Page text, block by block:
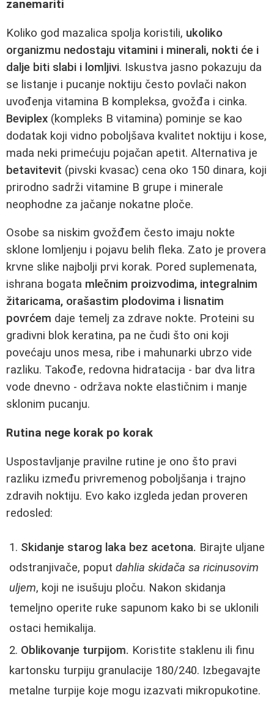
zanemariti
Koliko god mazalica spolja koristili, ukoliko
organizmu nedostaju vitamini i minerali, nokti će i
dalje biti slabi i lomljivi. Iskustva jasno pokazuju da
se listanje i pucanje noktiju često povlači nakon
uvođenja vitamina B kompleksa, gvožđa i cinka.
Beviplex (kompleks B vitamina) pominje se kao
dodatak koji vidno poboljšava kvalitet noktiju i kose,
mada neki primećuju pojačan apetit. Alternativa je
betavitevit (pivski kvasac) cena oko 150 dinara, koji
prirodno sadrži vitamine B grupe i minerale
neophodne za jačanje nokatne ploče.
Osobe sa niskim gvožđem često imaju nokte
sklone lomljenju i pojavu belih fleka. Zato je provera
krvne slike najbolji prvi korak. Pored suplemenata,
ishrana bogata mlečnim proizvodima, integralnim
žitaricama, orašastim plodovima i lisnatim
povrćem daje temelj za zdrave nokte. Proteini su
gradivni blok keratina, pa ne čudi što oni koji
povećaju unos mesa, ribe i mahunarki ubrzo vide
razliku. Takođe, redovna hidratacija - bar dva litra
vode dnevno - održava nokte elastičnim i manje
sklonim pucanju.
Rutina nege korak po korak
Uspostavljanje pravilne rutine je ono što pravi
razliku između privremenog poboljšanja i trajno
zdravih noktiju. Evo kako izgleda jedan proveren
redosled:
Skidanje starog laka bez acetona. Birajte uljane
odstranjivače, poput dahlia skidača sa ricinusovim
uljem, koji ne isušuju ploču. Nakon skidanja
temeljno operite ruke sapunom kako bi se uklonili
ostaci hemikalija.
Oblikovanje turpijom. Koristite staklenu ili finu
kartonsku turpiju granulacije 180/240. Izbegavajte
metalne turpije koje mogu izazvati mikropukotine.